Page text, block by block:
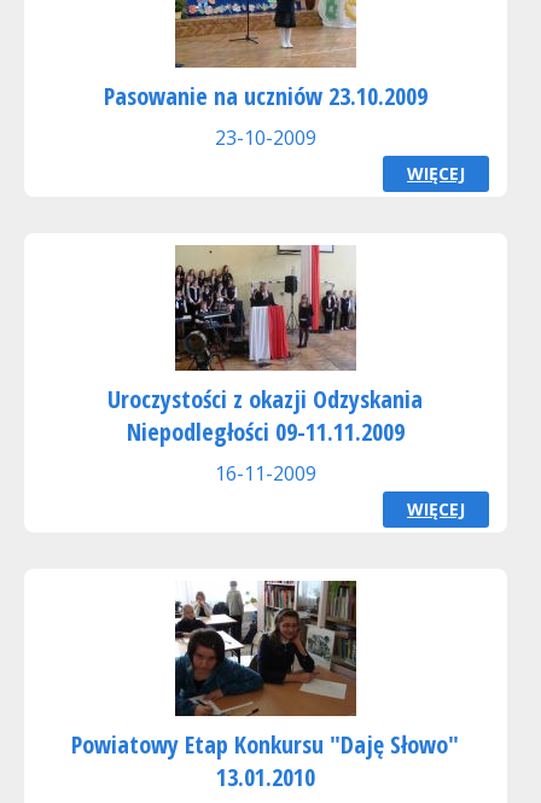
Pasowanie na uczniów 23.10.2009
23-10-2009
WIĘCEJ
Uroczystości z okazji Odzyskania
Niepodległości 09-11.11.2009
16-11-2009
WIĘCEJ
Powiatowy Etap Konkursu "Daję Słowo"
13.01.2010